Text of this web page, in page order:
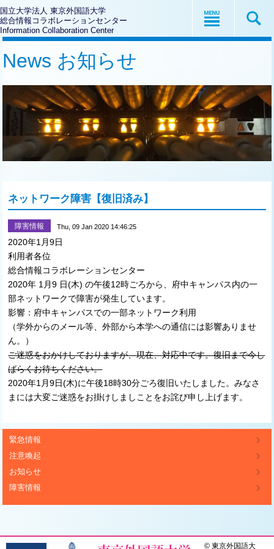
国立大学法人 東京外国語大学
総合情報コラボレーションセンター
Information Collaboration Center
News お知らせ
ネットワーク障害【復旧済み】
障害情報 Thu, 09 Jan 2020 14:46:25
2020年1月9日
利用者各位
総合情報コラボレーションセンター
2020年 1月9 日(木) の午後12時ごろから、府中キャンパス内の一
部ネットワークで障害が発生しています。
影響：府中キャンパスでの一部ネットワーク利用
（学外からのメール等、外部から本学への通信には影響ありませ
ん。）
ご迷惑をおかけしておりますが、現在、対応中です。復旧まで今し
ばらくお待ちください。
2020年1月9日(木)に午後18時30分ごろ復旧いたしました。みなさ
まには大変ご迷惑をお掛けしましことをお詫び申し上げます。
緊急情報
注意喚起
お知らせ
障害情報
©東京外国語大